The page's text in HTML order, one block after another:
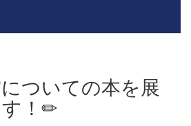
ついての本を展
！✏